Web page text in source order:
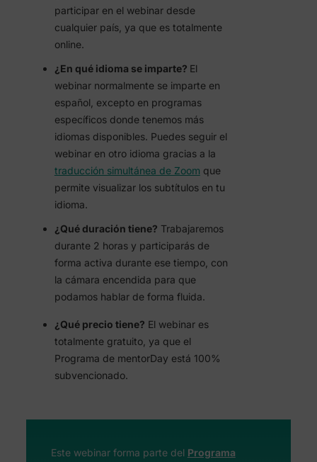
participar en el webinar desde
cualquier país, ya que es totalmente
online.
¿En qué idioma se imparte? El
webinar normalmente se imparte en
español, excepto en programas
específicos donde tenemos más
idiomas disponibles. Puedes seguir el
webinar en otro idioma gracias a la
traducción simultánea de Zoom que
permite visualizar los subtítulos en tu
idioma.
¿Qué duración tiene? Trabajaremos
durante 2 horas y participarás de
forma activa durante ese tiempo, con
la cámara encendida para que
podamos hablar de forma fluida.
¿Qué precio tiene? El webinar es
totalmente gratuito, ya que el
Programa de mentorDay está 100%
subvencionado.
Este webinar forma parte del Programa